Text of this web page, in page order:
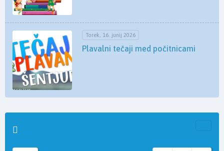
Torek, 16. junij 2026
Plavalni tečaji med počitnicami